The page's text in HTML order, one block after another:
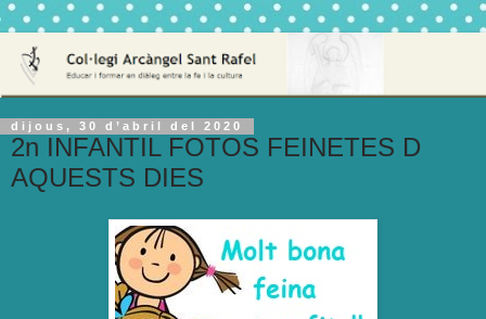
dijous, 30 d’abril del 2020
2n INFANTIL FOTOS FEINETES D
AQUESTS DIES